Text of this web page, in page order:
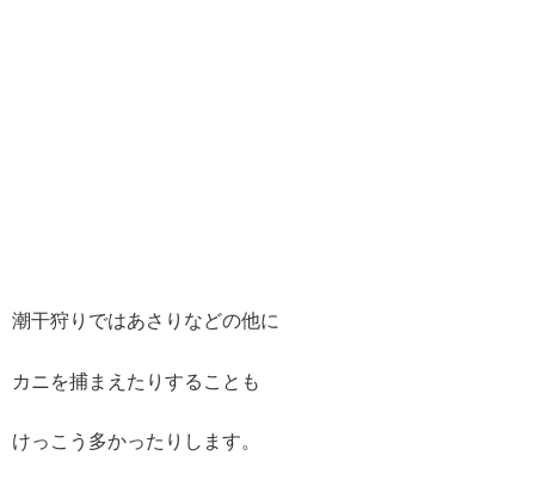
潮干狩りではあさりなどの他に
カニを捕まえたりすることも
けっこう多かったりします。